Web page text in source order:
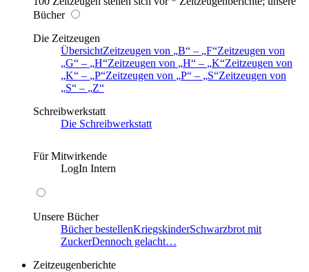
Bücher
Die Zeitzeugen
ÜbersichtZeitzeugen von B – F Zeitzeugen von
G
– H Zeitzeugen von H – K Zeitzeugen von
K
– P Zeitzeugen von P – S Zeitzeugen von
S
–
Z
Schreibwerkstatt
Die Schreibwerkstatt
Für Mitwirkende
LogIn Intern
Unsere Bücher
Bücher bestellenKriegskinderSchwarzbrot mit
ZuckerDennoch gelacht…
Zeitzeugenberichte